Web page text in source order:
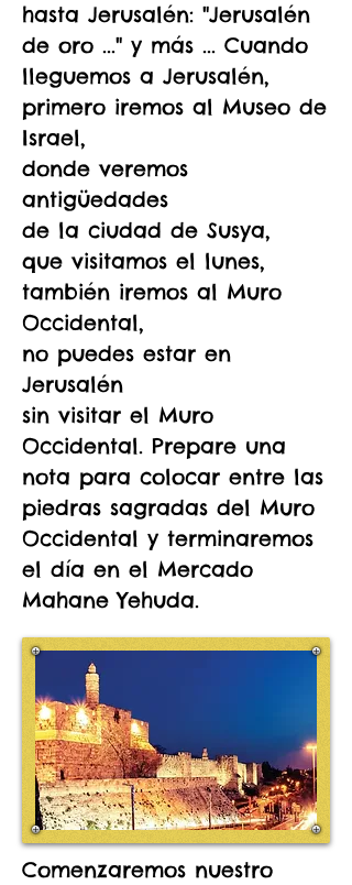
hasta Jerusalén: "Jerusalén
de oro ..." y más ... Cuando
lleguemos a Jerusalén,
primero iremos al Museo de
Israel,
donde veremos
antigüedades
de la ciudad de Susya,
que visitamos el lunes,
también iremos al Muro
Occidental,
no puedes estar en
Jerusalén
sin visitar el Muro
Occidental. Prepare una
nota para colocar entre las
piedras sagradas del Muro
Occidental y terminaremos
el día en el Mercado
Mahane Yehuda.
Comenzaremos nuestro